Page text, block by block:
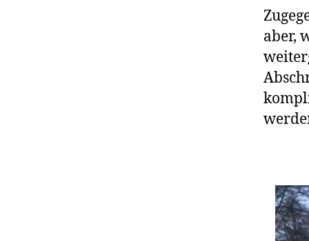
aber,